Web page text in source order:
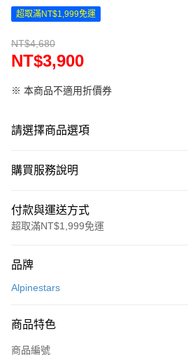
超取滿NT$1,999免運
NT$4,680
NT$3,900
※ 本商品不適用折價券
請選擇商品選項
購買服務說明
付款與運送方式
超取滿NT$1,999免運
信用卡一次付款
3 期 0 利率 每期
合作金庫商業銀行
超商取貨付款
品牌
Alpinestars
商品特色
商品編號